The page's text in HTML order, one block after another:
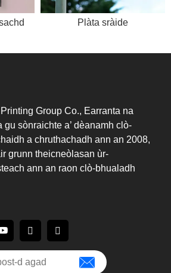
Plàta sràide
Group Co., Earranta na
gu sònraichte a’ dèanamh clò-
a chruthachadh ann an 2008,
grunn theicneòlasan ùr-
ann an raon clò-bhualadh